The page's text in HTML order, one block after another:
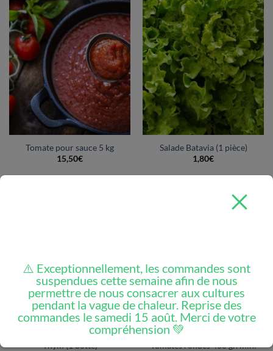
Tomate pour sauce 5 kg
15,50€
Salade Batavia (1 pièce)
1,80€
Thym (1 botte)
Tomates rondes 400 gr. mini
⚠️ Exceptionnellement, les commandes sont
suspendues cette semaine afin de nous
permettre de nous consacrer aux cultures
pendant la vague de chaleur. Reprise des
commandes le samedi 15 août. Merci de votre
compréhension 💚